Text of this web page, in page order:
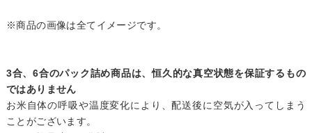
※商品の画像は全てイメージです。
3合、6合のパック詰め商品は、恒久的な真空状態を保証するもの
ではありません
お米自体の呼吸や温度変化により、配送後に空気が入ってしまう
ことがございます。